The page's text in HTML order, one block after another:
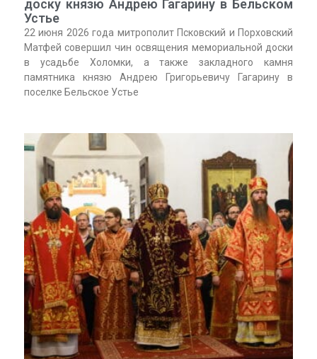
доску князю Андрею Гагарину в Бельском
Устье
22 июня 2026 года митрополит Псковский и Порховский
Матфей совершил чин освящения мемориальной доски
в усадьбе Холомки, а также закладного камня
памятника князю Андрею Григорьевичу Гагарину в
поселке Бельское Устье